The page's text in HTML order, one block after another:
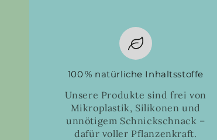
100 % natürliche Inhaltsstoffe
Unsere Produkte sind frei von
Mikroplastik, Silikonen und
unnötigem Schnickschnack –
dafür voller Pflanzenkraft.